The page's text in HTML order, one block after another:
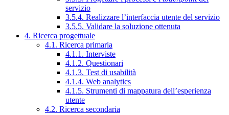
servizio
3.5.4. Realizzare l’interfaccia utente del servizio
3.5.5. Validare la soluzione ottenuta
4. Ricerca progettuale
4.1. Ricerca primaria
4.1.1. Interviste
4.1.2. Questionari
4.1.3. Test di usabilità
4.1.4. Web analytics
4.1.5. Strumenti di mappatura dell’esperienza
utente
4.2. Ricerca secondaria